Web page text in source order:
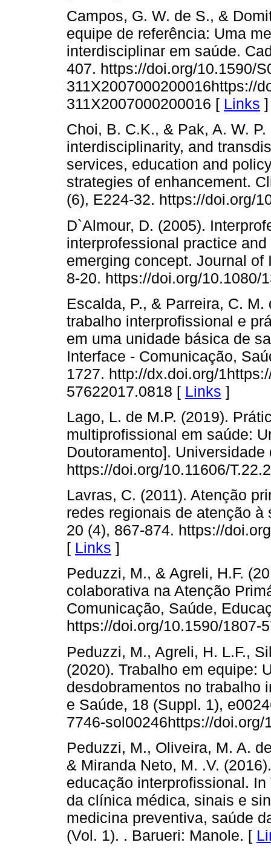
Campos, G. W. de S., &
equipe de referência: Uma
interdisciplinar em saúde.
407. https://doi.org/10.1590/
311X2007000200016https://
311X2007000200016 [ Links ]
Choi, B. C.K., & Pak, A. W.
interdisciplinarity, and
services, education and
strategies of enhancement.
(6), E224-32. https://doi.org/
D`Almour, D. (2005).
interprofessional practice
emerging concept. Journal
8-20. https://doi.org/10.1080/
Escalda, P., & Parreira, C.
trabalho interprofissional e
em uma unidade básica de
Interface - Comunicação,
1727. http://dx.doi.org/
57622017.0818 [ Links ]
Lago, L. de M.P. (2019).
multiprofissional em saúde:
Doutoramento].
https://doi.org/10.11606/
Lavras, C. (2011). Atenção
redes regionais de atenção
20 (4), 867-874. https://
[ Links ]
Peduzzi, M., & Agreli, H.F.
colaborativa na Atenção
Comunicação, Saúde,
https://doi.org/10.1590/1807-
Peduzzi, M., Agreli, H. L.F.,
(2020). Trabalho em equipe:
desdobramentos no trabalho
e Saúde, 18 (Suppl. 1),
7746-sol00246https://
Peduzzi, M., Oliveira, M. A.
& Miranda Neto, M. .V.
educação interprofissional.
da clínica médica, sinais e
medicina preventiva, saúde
(Vol. 1). . Barueri: Manole. [